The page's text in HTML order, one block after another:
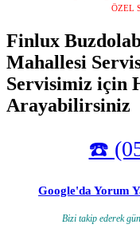
ÖZEL
Finlux
Mahallesi
Servisimiz için
Arayabilirsiniz
☎️
Google'da Yorum
Bizi takip ederek